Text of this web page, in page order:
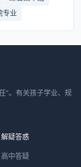
专业
”。有关孩子学业、规
解疑答惑
高中答疑